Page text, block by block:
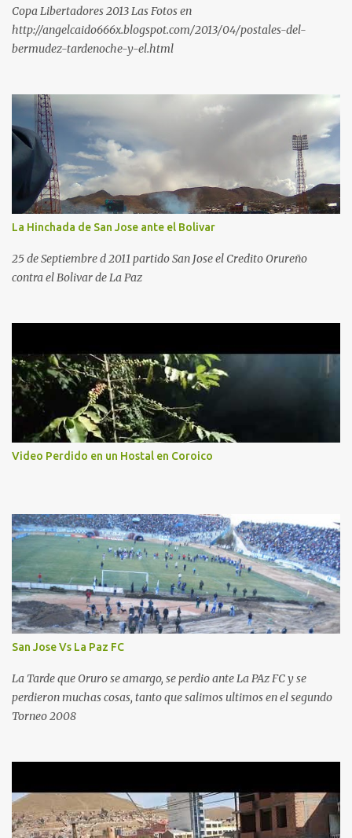
Copa Libertadores 2013 Las Fotos en
http://angelcaido666x.blogspot.com/2013/04/postales-del-
bermudez-tardenoche-y-el.html
La Hinchada de San Jose ante el Bolivar
25 de Septiembre d 2011 partido San Jose el Credito Orureño
contra el Bolivar de La Paz
Video Perdido en un Hostal en Coroico
San Jose Vs La Paz FC
La Tarde que Oruro se amargo, se perdio ante La PAz FC y se
perdieron muchas cosas, tanto que salimos ultimos en el segundo
Torneo 2008